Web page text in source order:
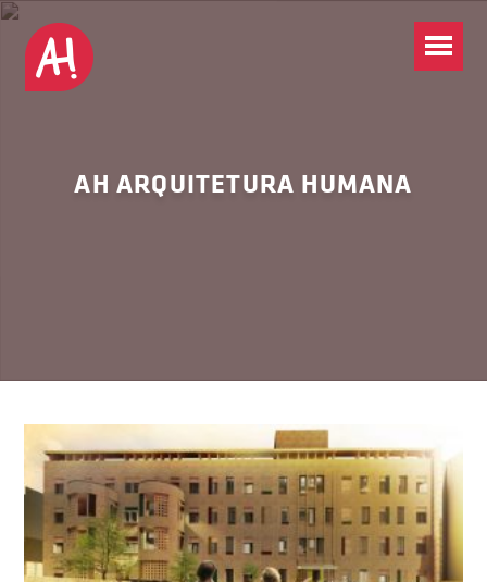
AH ARQUITETURA HUMANA